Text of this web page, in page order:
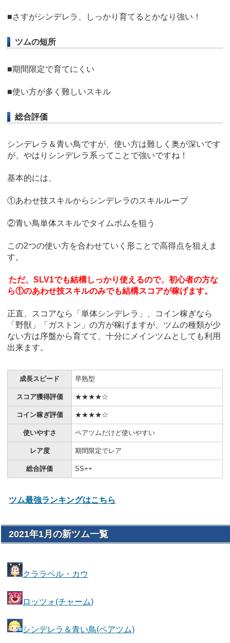
■さすがシンデレラ、しっかり育てるとかなり強い！
ツムの短所
■期間限定で育てにくい
■使い方が多く難しいスキル
総合評価
シンデレラ＆青い鳥ですが、使い方は難しく奥が深いです
が、やはりシンデレラ系ってことで強いですね！
基本的には、
①あわせ技スキルからシンデレラのスキルループ
②青い鳥単体スキルでタイムボムを狙う
この2つの使い方を合わせていく形ことで高得点を狙えま
す。
ただ、SLV1でも結構しっかり使えるので、初心者の方な
ら①のあわせ技スキルのみでも結構スコアが稼げます。
正直、スコアなら「単体シンデレラ」、コイン稼ぎなら
「野獣」「ガストン」の方が稼げますが、ツムの種類が少
ない方は序盤から育てて、十分にメインツムとしても利用
出来ます。
成長スピード 早熟型
スコア獲得評価 ★★★★☆
コイン稼ぎ評価 ★★★★☆
使いやすさ ペアツムだけど使いやすい
レア度 期間限定でレア
総合評価 SS++
ツム最強ランキングはこちら
2021年1月の新ツム一覧
クララベル・カウ
ロッツォ(チャーム)
シンデレラ＆青い鳥(ペアツム)